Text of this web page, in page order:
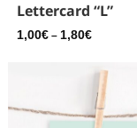
Lettercard “L”
1,00€ – 1,80€